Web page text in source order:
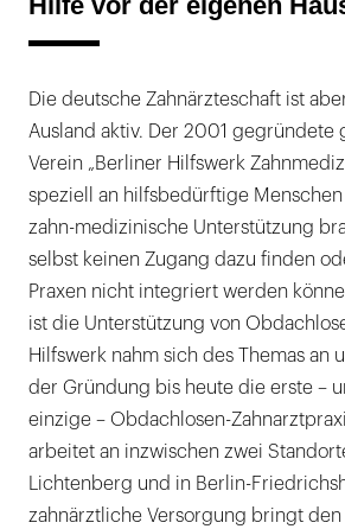
Die deutsche Zahnärzteschaft ist
Ausland aktiv. Der 2001 gegründete
Verein „Berliner Hilfswerk
speziell an hilfsbedürftige
zahn-medizinische Unterstützung
selbst keinen Zugang dazu finden
Praxen nicht integriert werden
ist die Unterstützung von
Hilfswerk nahm sich des Themas an
der Gründung bis heute die erste –
einzige – Obdachlosen-
arbeitet an inzwischen zwei
Lichtenberg und in Berlin-
zahnärztliche Versorgung bringt